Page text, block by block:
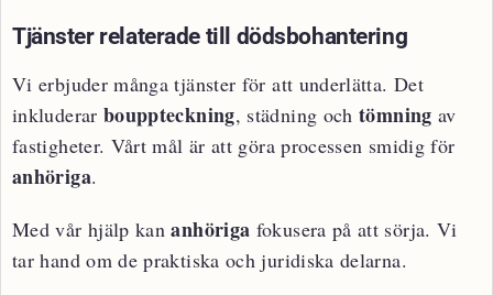
Tjänster relaterade till dödsbohantering
Vi erbjuder många tjänster för att underlätta. Det
inkluderar bouppteckning, städning ochtömning av
fastigheter. Vårt mål är att göra processen smidig för
anhöriga.
Med vår hjälp kananhöriga fokusera på att sörja. Vi
tar hand om de praktiska och juridiska delarna.